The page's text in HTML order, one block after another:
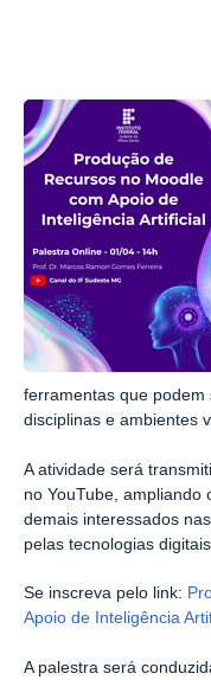
ferramentas que podem
disciplinas e ambientes
A atividade será
no YouTube, ampliando
demais interessados
pelas tecnologias digitais.
Se inscreva pelo link:
Apoio de Inteligência
A palestra será